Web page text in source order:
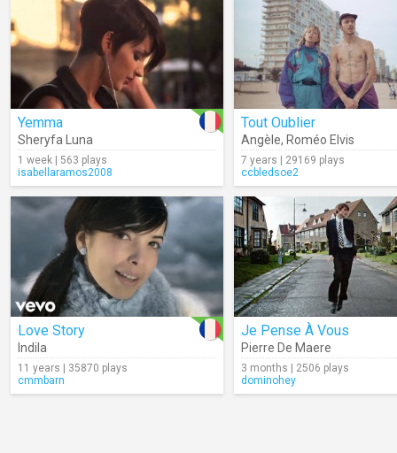
Yemma
Sheryfa Luna
1 week | 563 plays
isabellaramos2008
Tout Oublier
Angèle, Roméo Elvis
7 years | 29169 plays
ccbledsoe2
Love Story
Indila
11 years | 35870 plays
cmmbarn
Je Pense À Vous
Pierre De Maere
3 months | 2506 plays
dominohey